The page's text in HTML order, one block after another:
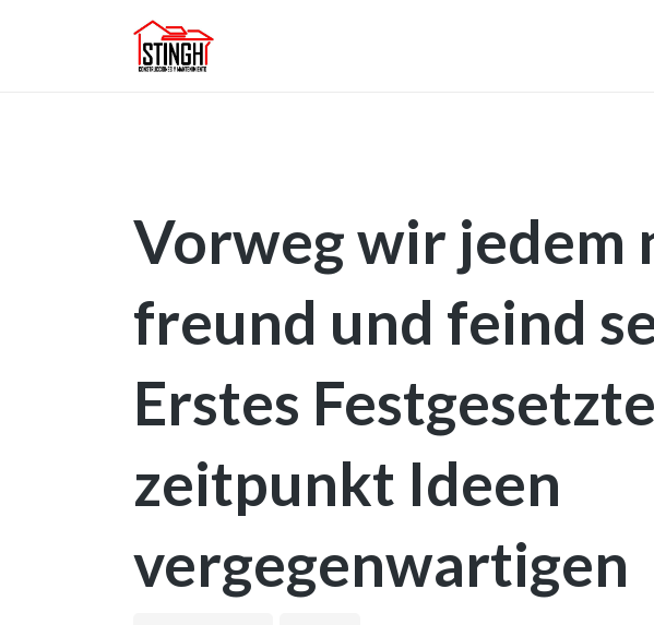
Vorweg wir jedem
freund und feind
Erstes
zeitpunkt Ideen
vergegenwartigen